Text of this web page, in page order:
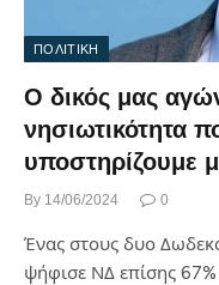
ΠΟΛΙΤΙΚΗ
Ο δικός μας
νησιωτικότητα
υποστηρίζουμε
By 14/06/2024 0
Ένας στους δυο
ψήφισε ΝΔ επίσης